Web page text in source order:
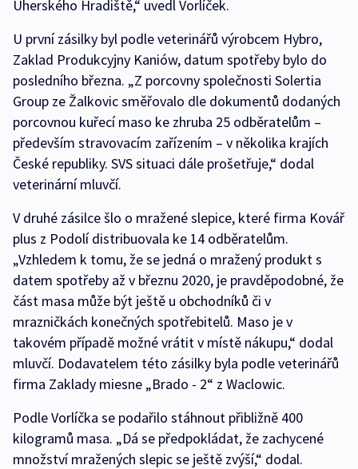
Uherského Hradiště,“ uvedl Vorlíček.
U první zásilky byl podle veterinářů výrobcem Hybro,
Zaklad Produkcyjny Kaniów, datum spotřeby bylo do
posledního března. „Z porcovny společnosti Solertia
Group ze Žalkovic směřovalo dle dokumentů dodaných
porcovnou kuřecí maso ke zhruba 25 odběratelům –
především stravovacím zařízením – v několika krajích
České republiky. SVS situaci dále prošetřuje,“ dodal
veterinární mluvčí.
V druhé zásilce šlo o mražené slepice, které firma Kovář
plus z Podolí distribuovala ke 14 odběratelům.
„Vzhledem k tomu, že se jedná o mražený produkt s
datem spotřeby až v březnu 2020, je pravděpodobné, že
část masa může být ještě u obchodníků či v
mrazničkách konečných spotřebitelů. Maso je v
takovém případě možné vrátit v místě nákupu,“ dodal
mluvčí. Dodavatelem této zásilky byla podle veterinářů
firma Zaklady miesne „Brado - 2“ z Waclowic.
Podle Vorlíčka se podařilo stáhnout přibližně 400
kilogramů masa. „Dá se předpokládat, že zachycené
množství mražených slepic se ještě zvýší,“ dodal.